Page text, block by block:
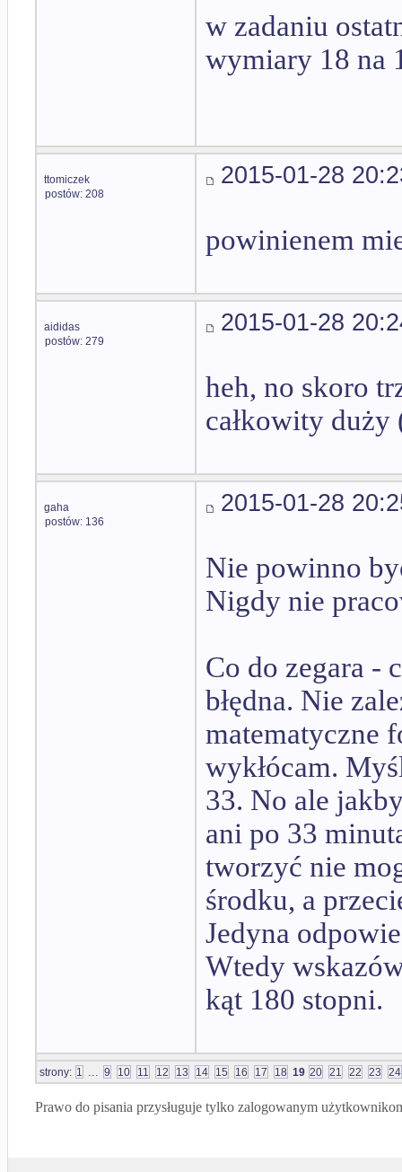
w zadaniu
wymiary 18 na
ttomiczek
postów: 208
2015-01-28
powinienem
aididas
postów: 279
2015-01-28
heh, no skoro
całkowity duży
gaha
postów: 136
2015-01-28
Nie powinno
Nigdy nie
Co do zegara -
błędna. Nie
matematyczne
wykłócam.
33. No ale
ani po 33
tworzyć nie
środku, a
Jedyna
Wtedy
kąt 180 stopni.
strony: 1 ... 9 10 11 12 13 14 15 16 17 18 19 20 21 22 23 24
Prawo do pisania przysługuje tylko zalogowanym